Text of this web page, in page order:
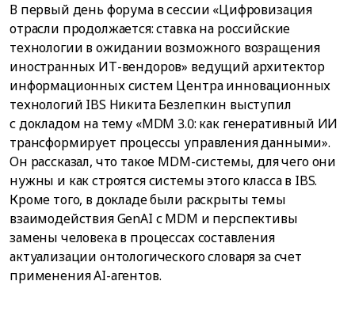
В первый день форума в сессии «Цифровизация
отрасли продолжается: ставка на российские
технологии в ожидании возможного возращения
иностранных ИТ-вендоров» ведущий архитектор
информационных систем Центра инновационных
технологий IBS Никита Безлепкин выступил
с докладом на тему «MDM 3.0: как генеративный ИИ
трансформирует процессы управления данными».
Он рассказал, что такое MDM-системы, для чего они
нужны и как строятся системы этого класса в IBS.
Кроме того, в докладе были раскрыты темы
взаимодействия GenAI с MDM и перспективы
замены человека в процессах составления
актуализации онтологического словаря за счет
применения AI-агентов.